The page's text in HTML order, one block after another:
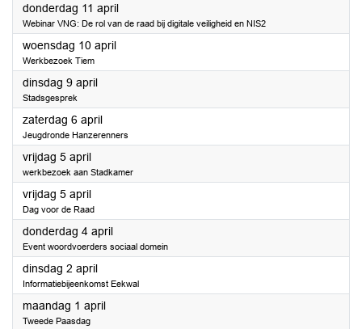
donderdag 11 april2024
Webinar VNG: De rol van de raad bij digitale veiligheid en NIS2
woensdag 10 april2024
Werkbezoek Tiem
dinsdag 9 april2024
Stadsgesprek
zaterdag 6 april2024
Jeugdronde Hanzerenners
vrijdag 5 april2024
werkbezoek aan Stadkamer
vrijdag 5 april2024
Dag voor de Raad
donderdag 4 april2024
Event woordvoerders sociaal domein
dinsdag 2 april2024
Informatiebijeenkomst Eekwal
maandag 1 april2024
Tweede Paasdag